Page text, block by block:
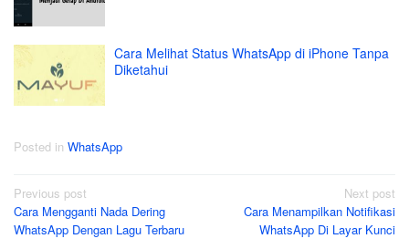
Cara Melihat Status WhatsApp di iPhone Tanpa
Diketahui
Posted in WhatsApp
Post
navigation
Previous post
Cara Mengganti Nada Dering
WhatsApp Dengan Lagu Terbaru
Next post
Cara Menampilkan Notifikasi
WhatsApp Di Layar Kunci